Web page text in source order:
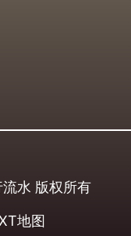
水 版权所有
地图